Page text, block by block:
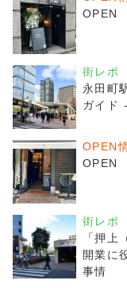
OPEN
街レポ
永田町
ガイド
OPEN
OPEN
街レポ
「押
開業に
事情